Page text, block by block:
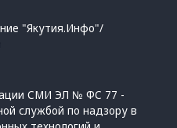
"Якутия.Инфо"/
СМИ ЭЛ № ФС 77 -
службой по надзору в